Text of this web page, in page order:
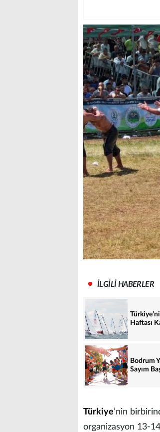
İLGİLİ HABERLER
Haftası
Bodrum
Sayım
Türkiye’nin
organizasyon 13-